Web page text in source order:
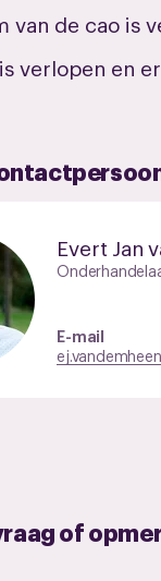
van de cao is
verlopen en
Evert Jan
E-mail
of